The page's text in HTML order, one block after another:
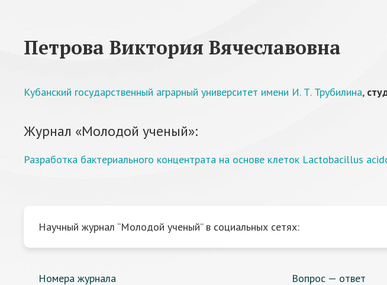
Петрова Виктория Вячеславовна
Кубанский государственный аграрный университет имени И. Т. Трубилина,
Журнал «Молодой ученый»:
Разработка бактериального концентрата на основе клеток Lactobacillus
Научный журнал “Молодой ученый” в социальных сетях:
Номера журнала Вопрос — ответ